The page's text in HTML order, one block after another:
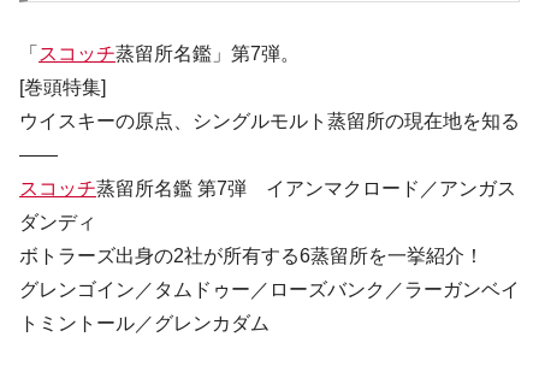
「 スコッチ蒸留所名鑑」第7弾。
[巻頭特集]
ウイスキーの原点、シングルモルト蒸留所の現在地を知る
――
スコッチ蒸留所名鑑 第7弾 イアンマクロード／アンガス
ダンディ
ボトラーズ出身の2社が所有する6蒸留所を一挙紹介！
グレンゴイン／タムドゥー／ローズバンク／ラーガンベイ
トミントール／グレンカダム